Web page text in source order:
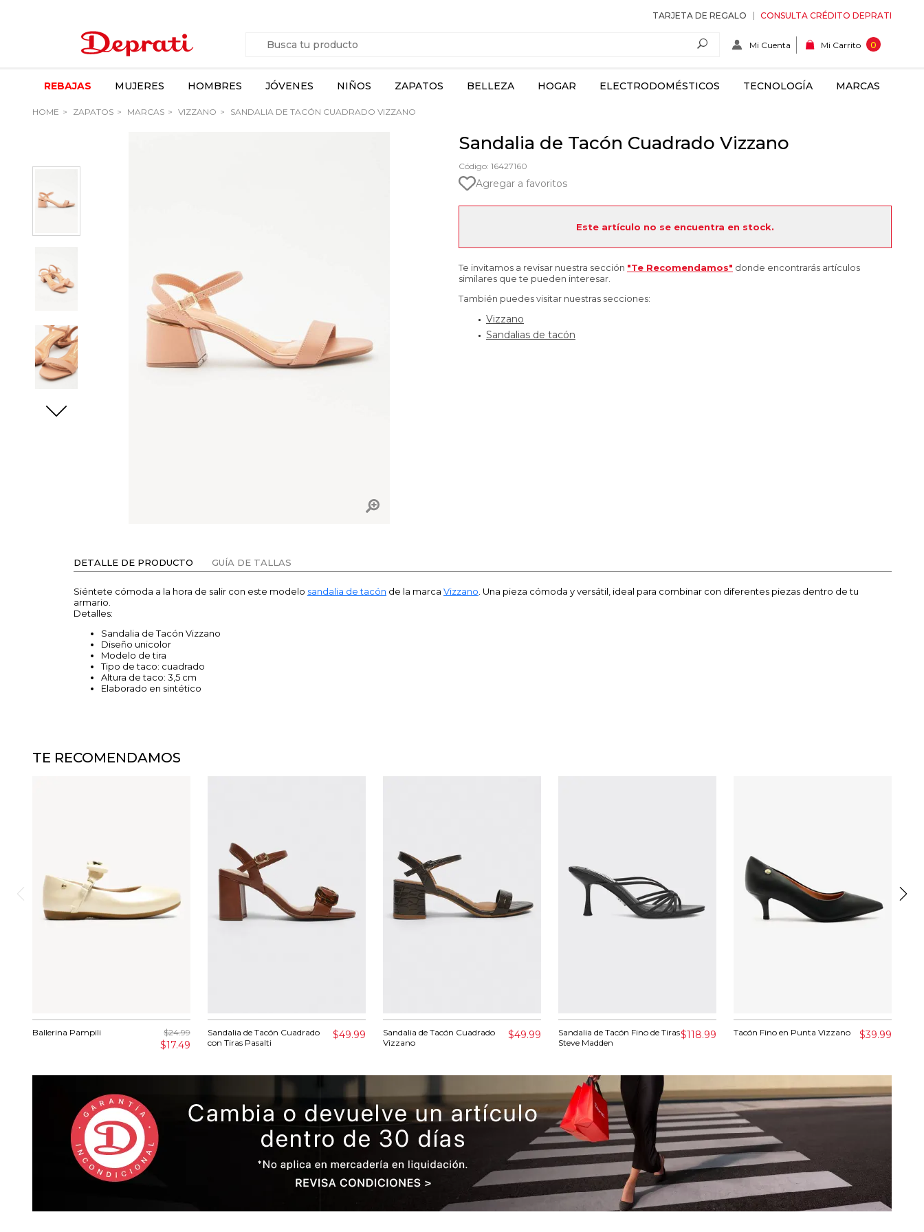
TARJETA DE REGALO CONSULTA CRÉDITO DEPRATI
Mi Cuenta Mi Carrito 0
REBAJAS MUJERES HOMBRES JÓVENES NIÑOS ZAPATOS BELLEZA HOGAR ELECTRODOMÉSTICOS TECNOLOGÍA MARCAS
HOME ZAPATOS MARCAS VIZZANO SANDALIA DE TACÓN CUADRADO VIZZANO
Sandalia de Tacón Cuadrado Vizzano
Código: 16427160
Agregar a favoritos
Este artículo no se encuentra en stock.
Te invitamos a revisar nuestra sección "Te Recomendamos" donde encontrarás artículos
similares que te pueden interesar.
También puedes visitar nuestras secciones:
Vizzano
Sandalias de tacón
DETALLE DE PRODUCTO GUÍA DE TALLAS
Siéntete cómoda a la hora de salir con este modelo sandalia de tacón de la marca Vizzano . Una pieza cómoda y versátil, ideal para combinar con diferentes piezas dentro de tu
armario.
Detalles:
Sandalia de Tacón Vizzano
Diseño unicolor
Modelo de tira
Tipo de taco: cuadrado
Altura de taco: 3,5 cm
Elaborado en sintético
TE RECOMENDAMOS
Ballerina Pampili $24.99
$17.49
Sandalia de Tacón Cuadrado
con Tiras Pasalti
$49.99
Sandalia de Tacón Cuadrado
Vizzano
$49.99
Sandalia de Tacón Fino de Tiras
Steve Madden
$118.99 Tacón Fino en Punta Vizzano $39.99